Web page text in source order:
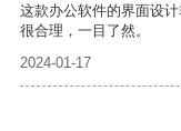
这款办公软件的界面设
很合理，一目了然。
2024-01-17